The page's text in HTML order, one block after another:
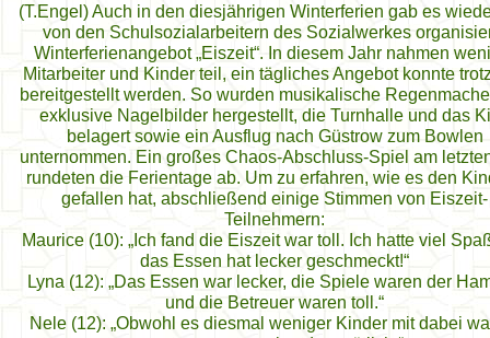
(T.Engel) Auch in den diesjährigen Winterferien gab es
von den Schulsozialarbeitern des Sozialwerkes
Winterferienangebot „Eiszeit“. In diesem Jahr nahmen
Mitarbeiter und Kinder teil, ein tägliches Angebot konnte
bereitgestellt werden. So wurden musikalische
exklusive Nagelbilder hergestellt, die Turnhalle und das
belagert sowie ein Ausflug nach Güstrow zum Bowlen
unternommen. Ein großes Chaos-Abschluss-Spiel am
rundeten die Ferientage ab. Um zu erfahren, wie es den
gefallen hat, abschließend einige Stimmen von Eiszeit-
Teilnehmern:
Maurice (10): „Ich fand die Eiszeit war toll. Ich hatte viel
das Essen hat lecker geschmeckt!“
Lyna (12): „Das Essen war lecker, die Spiele waren der
und die Betreuer waren toll.“
Nele (12): „Obwohl es diesmal weniger Kinder mit dabei